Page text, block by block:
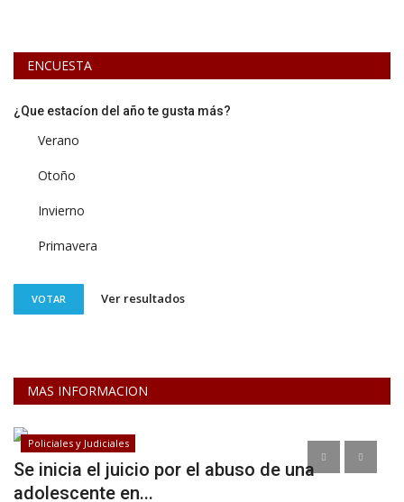
ENCUESTA
¿Que estacíon del año te gusta más?
Verano
Otoño
Invierno
Primavera
VOTAR Ver resultados
MAS INFORMACION
Policiales y Judiciales
Se inicia el juicio por el abuso de una
adolescente en...